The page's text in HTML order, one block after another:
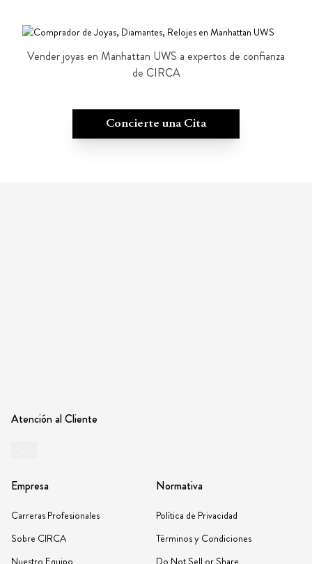
Vender joyas en Manhattan UWS a expertos de confianza
de CIRCA
Concierte una Cita
Atención al Cliente
Empresa
Carreras Profesionales
Sobre CIRCA
Nuestro Equipo
Normativa
Política de Privacidad
Términos y Condiciones
Do Not Sell or Share